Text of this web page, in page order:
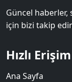
Güncel haberler,
için bizi takip
Hızlı Erişim
Ana Sayfa